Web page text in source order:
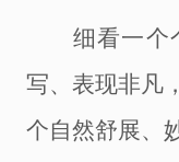
细看一个
写、表现非凡
个自然舒展、